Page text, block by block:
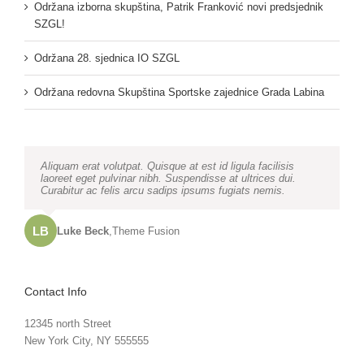
Održana izborna skupština, Patrik Franković novi predsjednik
SZGL!
Održana 28. sjednica IO SZGL
Održana redovna Skupština Sportske zajednice Grada Labina
Neque porro quisquam est, qui dolorem ipsum quia dolor sit
amet, consec tetur, adipisci velit, sed quia non numquam
eius modi tempora voluptas amets unser.
JD John Doe,My Company
Aliquam erat volutpat. Quisque at est id ligula facilisis
laoreet eget pulvinar nibh. Suspendisse at ultrices dui.
Curabitur ac felis arcu sadips ipsums fugiats nemis.
LB Luke Beck Theme Fusion
Contact Info
12345 north Street
New York City, NY 555555